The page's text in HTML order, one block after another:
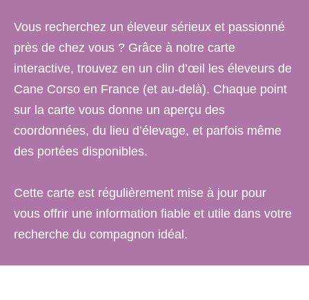
Vous recherchez un éleveur sérieux et passionné
près de chez vous ? Grâce à notre carte
interactive, trouvez en un clin d’œil les éleveurs de
Cane Corso en France (et au-delà). Chaque point
sur la carte vous donne un aperçu des
coordonnées, du lieu d’élevage, et parfois même
des portées disponibles.
Cette carte est régulièrement mise à jour pour
vous offrir une information fiable et utile dans votre
recherche du compagnon idéal.